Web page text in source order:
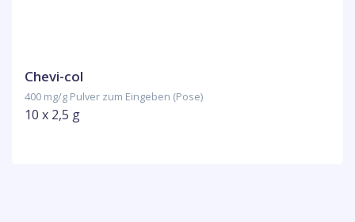
Chevi-col
400 mg/g Pulver zum Eingeben (Pose)
10 x 2,5 g